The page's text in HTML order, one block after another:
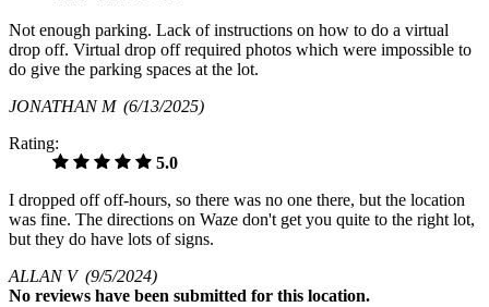
Not enough parking. Lack of instructions on how to do a virtual
drop off. Virtual drop off required photos which were impossible to
do give the parking spaces at the lot.
JONATHAN M (6/13/2025)
Rating:
5.0
I dropped off off-hours, so there was no one there, but the location
was fine. The directions on Waze don't get you quite to the right lot,
but they do have lots of signs.
ALLAN V (9/5/2024)
No reviews have been submitted for this location.